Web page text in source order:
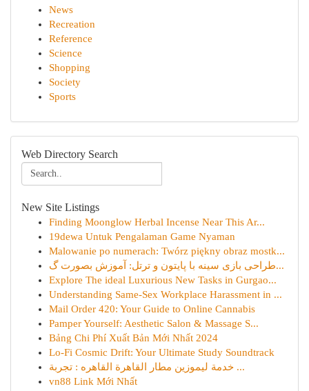
News
Recreation
Reference
Science
Shopping
Society
Sports
Web Directory Search
New Site Listings
Finding Moonglow Herbal Incense Near This Ar...
19dewa Untuk Pengalaman Game Nyaman
Malowanie po numerach: Twórz piękny obraz mostk...
طراحی بازی سینه با پایتون و ترتل: آموزش بصورت گ...
Explore The ideal Luxurious New Tasks in Gurgao...
Understanding Same-Sex Workplace Harassment in ...
Mail Order 420: Your Guide to Online Cannabis
Pamper Yourself: Aesthetic Salon & Massage S...
Bảng Chi Phí Xuất Bản Mới Nhất 2024
Lo-Fi Cosmic Drift: Your Ultimate Study Soundtrack
خدمة ليموزين مطار القاهرة القاهره : تجربة ...
vn88 Link Mới Nhất